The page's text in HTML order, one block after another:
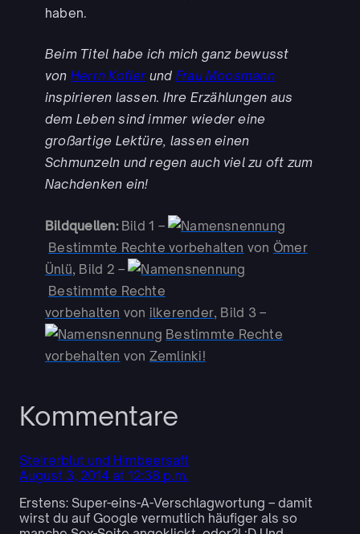
haben.
Beim Titel habe ich mich ganz bewusst
von Herrn Kofler und Frau Moosmann
inspirieren lassen. Ihre Erzählungen aus
dem Leben sind immer wieder eine
großartige Lektüre, lassen einen
Schmunzeln und regen auch viel zu oft zum
Nachdenken ein!
Bildquellen:Bild 1 –
Bestimmte Rechte vorbehalten von Ömer
Ünlü, Bild 2 –
Bestimmte Rechte
vorbehalten von ilkerender, Bild 3 –
Bestimmte Rechte
vorbehalten von Zemlinki!
Kommentare
Steirerblut und Himbeersaft
August 3, 2014 at 12:38 p.m.
Erstens: Super-eins-A-Verschlagwortung – damit
wirst du auf Google vermutlich häufiger als so